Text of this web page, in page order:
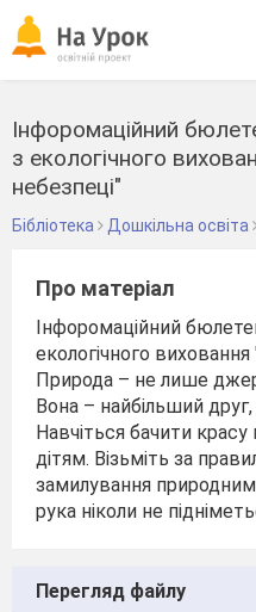
Інфоромаційний
з екологічного
небезпеці"
Бібліотека Дошкільна освіта
Про матеріал
Інфоромаційний
екологічного
Природа – не лише
Вона – найбільший
Навчіться бачити красу
дітям. Візьміть за
замилування
рука ніколи не
Перегляд файлу